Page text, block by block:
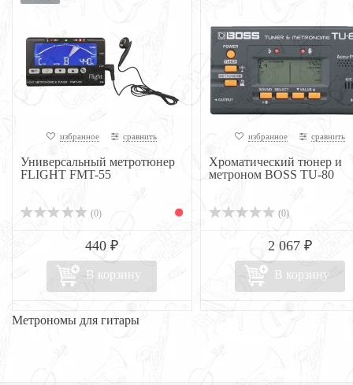
избранное сравнить
Универсальный метротюнер
FLIGHT FMT-55
(0)
440 ₽
В корзину
избранное сравнить
Хроматический тюнер и
метроном BOSS TU-80
(0)
2 067 ₽
В корзину
Метрономы для гитары